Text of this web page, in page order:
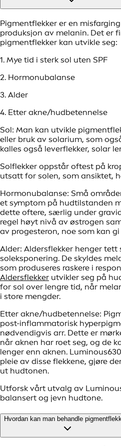
Pigmentflekker er en
produksjon av melanin. Det er
pigmentflekker kan utvikle seg:
1. Mye tid i sterk sol uten SPF
2. Hormonubalanse
3. Alder
4. Etter akne/hudbetennelse
Sol: Man kan utvikle
eller bruk av solarium, som
kalles også leverflekker, solar
Solflekker oppstår oftest på
utsatt for solen, som ansiktet,
Hormonubalanse: Små
et symptom på hudtilstanden
dette oftere, særlig under
regel høyt nivå av østrogen
av progesteron, noe som kan
Alder: Aldersflekker henger tett
soleksponering. De skyldes
som produseres raskere i
Aldersflekker utvikler seg på
for sol over lengre tid, når
i store mengder.
Etter akne/hudbetennelse:
post-inflammatorisk
nødvendigvis arr. Dette er
når aknen har roet seg, og de
lenger enn aknen.
pleie av disse flekkene, gjøre
ut hudtonen.
Utforsk vårt utvalg av
balansert og jevn hudtone.
Hvordan kan man behandle